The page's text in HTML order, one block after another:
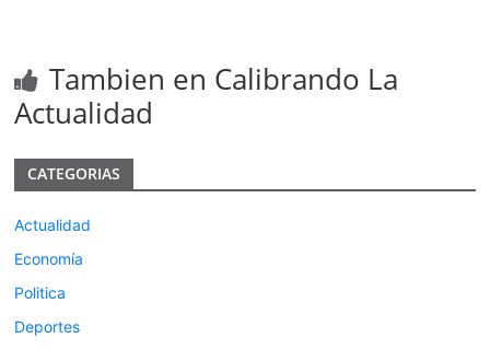
Tambien en Calibrando La
Actualidad
CATEGORIAS
Actualidad
Economía
Politica
Deportes